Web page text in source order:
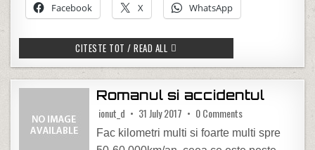
Facebook X WhatsApp
CITESTE TOT / READ ALL PRIMISIUNI PSD, SA NU LE UITAM ZIC…
Romanul si accidentul
ionut_d 31 July 2017 0 Commentson Romanul si
Fac kilometri multi si foarte multi spre